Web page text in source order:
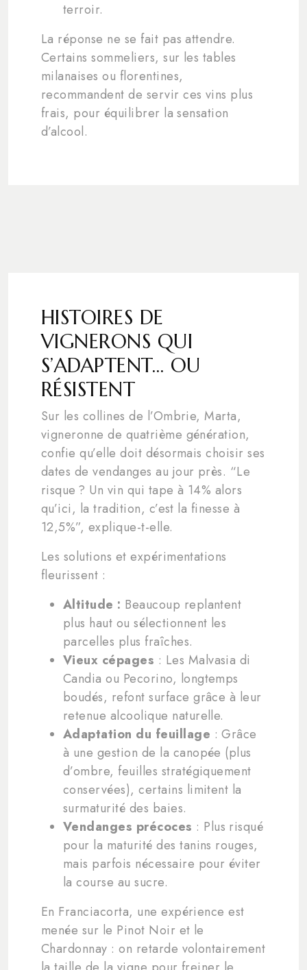
terroir.
La réponse ne se fait pas attendre.
Certains sommeliers, sur les tables
milanaises ou florentines,
recommandent de servir ces vins plus
frais, pour équilibrer la sensation
d’alcool.
HISTOIRES DE
VIGNERONS QUI
S’ADAPTENT… OU
RÉSISTENT
Sur les collines de l’Ombrie, Marta,
vigneronne de quatrième génération,
confie qu’elle doit désormais choisir ses
dates de vendanges au jour près. “Le
risque ? Un vin qui tape à 14% alors
qu’ici, la tradition, c’est la finesse à
12,5%”, explique-t-elle.
Les solutions et expérimentations
fleurissent :
Altitude : Beaucoup replantent
plus haut ou sélectionnent les
parcelles plus fraîches.
Vieux cépages : Les Malvasia di
Candia ou Pecorino, longtemps
boudés, refont surface grâce à leur
retenue alcoolique naturelle.
Adaptation du feuillage : Grâce
à une gestion de la canopée (plus
d’ombre, feuilles stratégiquement
conservées), certains limitent la
surmaturité des baies.
Vendanges précoces : Plus risqué
pour la maturité des tanins rouges,
mais parfois nécessaire pour éviter
la course au sucre.
En Franciacorta, une expérience est
menée sur le Pinot Noir et le
Chardonnay : on retarde volontairement